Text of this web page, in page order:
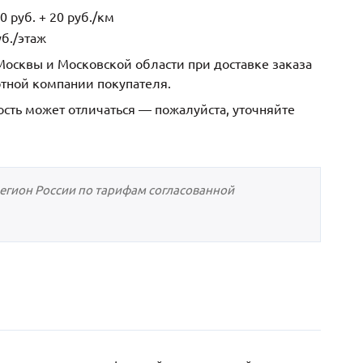
руб. + 20 руб./км
этаж
и Московской области при доставке заказа
компании покупателя.
может отличаться — пожалуйста, уточняйте
России по тарифам согласованной